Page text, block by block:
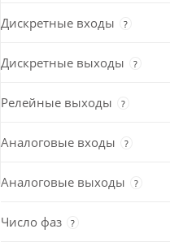
Дискретные входы ?
Дискретные выходы ?
Релейные выходы ?
Аналоговые входы ?
Аналоговые выходы ?
Число фаз ?